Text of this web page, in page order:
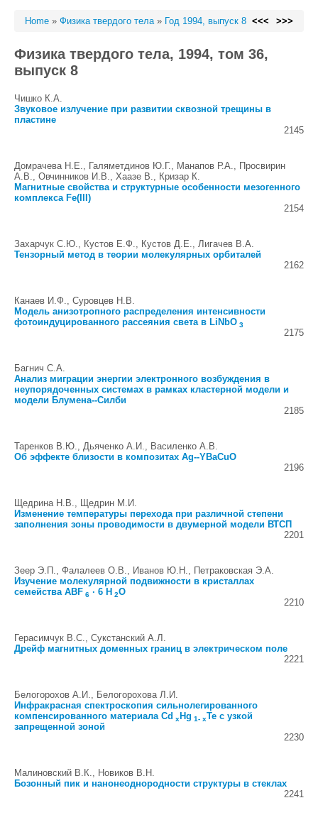
Home » Физика твердого тела» Год 1994, выпуск 8 <<< >>>
Физика твердого тела, 1994, том 36,
выпуск 8
Чишко К.А.
Звуковое излучение при развитии сквозной трещины в
пластине
2145
Домрачева Н.Е., Галяметдинов Ю.Г., Манапов Р.А., Просвирин
А.В., Овчинников И.В., Хаазе В., Кризар К.
Магнитные свойства и структурные особенности мезогенного
комплекса Fe(III)
2154
Захарчук С.Ю., Кустов Е.Ф., Кустов Д.Е., Лигачев В.А.
Тензорный метод в теории молекулярных орбиталей
2162
Канаев И.Ф., Суровцев Н.В.
Модель анизотропного распределения интенсивности
фотоиндуцированного рассеяния света в LiNbO 3
2175
Багнич С.А.
Анализ миграции энергии электронного возбуждения в
неупорядоченных системах в рамках кластерной модели и
модели Блумена--Силби
2185
Таренков В.Ю., Дьяченко А.И., Василенко А.В.
Об эффекте близости в композитах Ag--YBaCuO
2196
Щедрина Н.В., Щедрин М.И.
Изменение температуры перехода при различной степени
заполнения зоны проводимости в двумерной модели ВТСП
2201
Зеер Э.П., Фалалеев О.В., Иванов Ю.Н., Петраковская Э.А.
Изучение молекулярной подвижности в кристаллах
семейства ABF 6 · 6 H 2O
2210
Герасимчук В.С., Сукстанский А.Л.
Дрейф магнитных доменных границ в электрическом поле
2221
Белогорохов А.И., Белогорохова Л.И.
Инфракрасная спектроскопия сильнолегированного
компенсированного материала Cd x Hg 1- xTe с узкой
запрещенной зоной
2230
Малиновский В.К., Новиков В.Н.
Бозонный пик и нанонеоднородности структуры в стеклах
2241